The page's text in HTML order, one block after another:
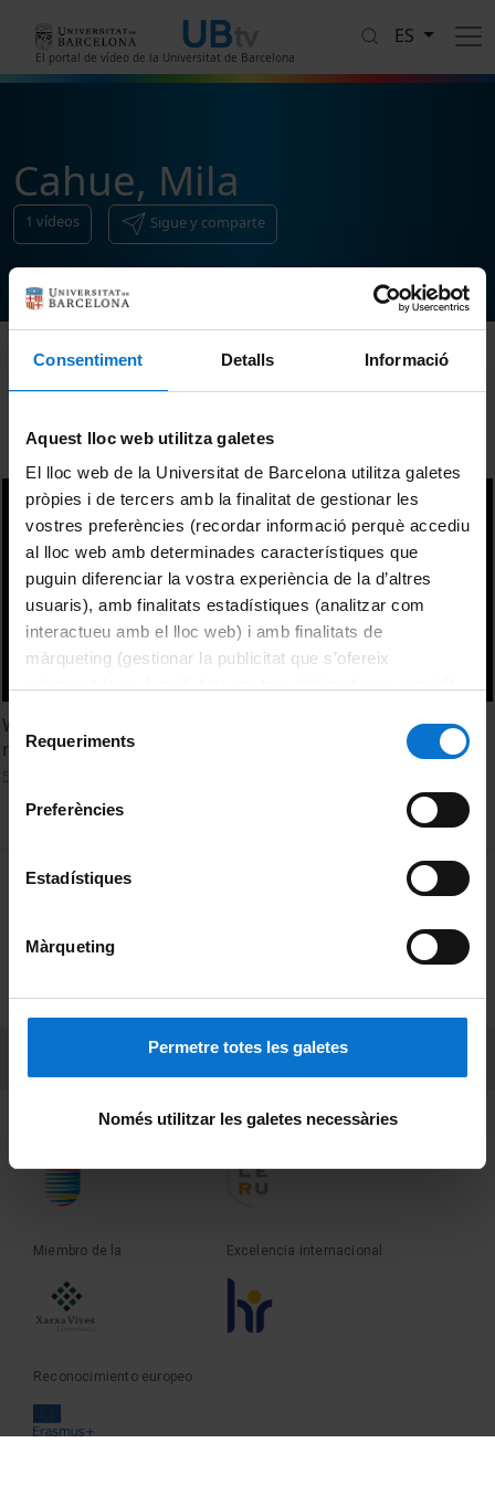
Consentiment Detalls Informació
Aquest lloc web utilitza galetes
El lloc web de la Universitat de Barcelona utilitza galetes
pròpies i de tercers amb la finalitat de gestionar les
vostres preferències (recordar informació perquè accediu
al lloc web amb determinades característiques que
puguin diferenciar la vostra experiència de la d’altres
usuaris), amb finalitats estadístiques (analitzar com
interactueu amb el lloc web) i amb finalitats de
màrqueting (gestionar la publicitat que s’ofereix
consultar laPolítica de galetes del lloc web de la
Selecció
de Requeriments
Preferències
Estadístiques
Màrqueting
Permetre totes les galetes
Només utilitzar les galetes necessàries
El portal de vídeo de la Universitat de Barcelona
ES
Cahue, Mila
1 vídeos Sigue y comparte
Ordenar
Web of Science. Objetivos y evolución de las revistas
recogidas en ESCI
MENÚ PEU 1
Privacidad y términos
Sobre UBtv
Fundadora de la Miembro de la
Miembro de la Excelencia internacional
Reconocimiento europeo